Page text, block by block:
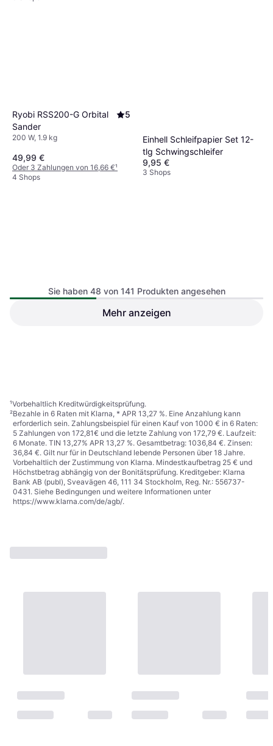
Ryobi RSS200-G Orbital
Sander
5
200 W, 1.9 kg
49,99 €
Oder 3 Zahlungen von 16,66 €¹
4 Shops
Einhell Schleifpapier Set 12-
tlg Schwingschleifer
9,95 €
3 Shops
Makita BO4565
200 W, 1.1 kg
Sie haben 48 von 141 Produkten angesehen
Mehr anzeigen
¹Vorbehaltlich Kreditwürdigkeitsprüfung.
²Bezahle in 6 Raten mit Klarna, * APR 13,27 %. Eine Anzahlung kann
erforderlich sein. Zahlungsbeispiel für einen Kauf von 1000 € in 6 Raten:
5 Zahlungen von 172,81€ und die letzte Zahlung von 172,79 €. Laufzeit:
6 Monate. TIN 13,27% APR 13,27 %. Gesamtbetrag: 1036,84 €. Zinsen:
36,84 €. Gilt nur für in Deutschland lebende Personen über 18 Jahre.
Vorbehaltlich der Zustimmung von Klarna. Mindestkaufbetrag 25 € und
Höchstbetrag abhängig von der Bonitätsprüfung. Kreditgeber: Klarna
Bank AB (publ), Sveavägen 46, 111 34 Stockholm, Reg. Nr.: 556737-
0431. Siehe Bedingungen und weitere Informationen unter
https://www.klarna.com/de/agb/.